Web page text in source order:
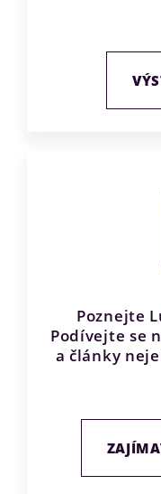
Poznejte
Podívejte se
a články